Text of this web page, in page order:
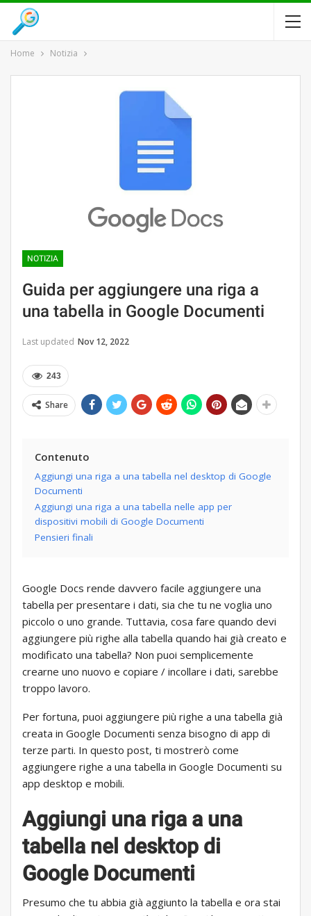
Home Notizia
NOTIZIA
Guida per aggiungere una riga a
una tabella in Google Documenti
Last updated Nov 12, 2022
243
Share
Contenuto
Aggiungi una riga a una tabella nel desktop di Google
Documenti
Aggiungi una riga a una tabella nelle app per
dispositivi mobili di Google Documenti
Pensieri finali
Google Docs rende davvero facile aggiungere una
tabella per presentare i dati, sia che tu ne voglia uno
piccolo o uno grande. Tuttavia, cosa fare quando devi
aggiungere più righe alla tabella quando hai già creato e
modificato una tabella? Non puoi semplicemente
crearne uno nuovo e copiare / incollare i dati, sarebbe
troppo lavoro.
Per fortuna, puoi aggiungere più righe a una tabella già
creata in Google Documenti senza bisogno di app di
terze parti. In questo post, ti mostrerò come
aggiungere righe a una tabella in Google Documenti su
app desktop e mobili.
Aggiungi una riga a una
tabella nel desktop di
Google Documenti
Presumo che tu abbia già aggiunto la tabella e ora stai